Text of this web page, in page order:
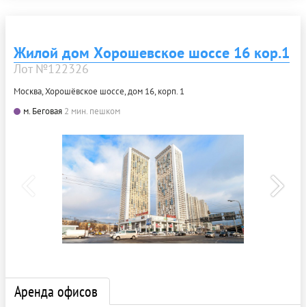
Жилой дом Хорошевское шоссе 16 кор.1
Лот №122326
Москва, Хорошёвское шоссе, дом 16, корп. 1
м. Беговая 2 мин. пешком
Аренда офисов